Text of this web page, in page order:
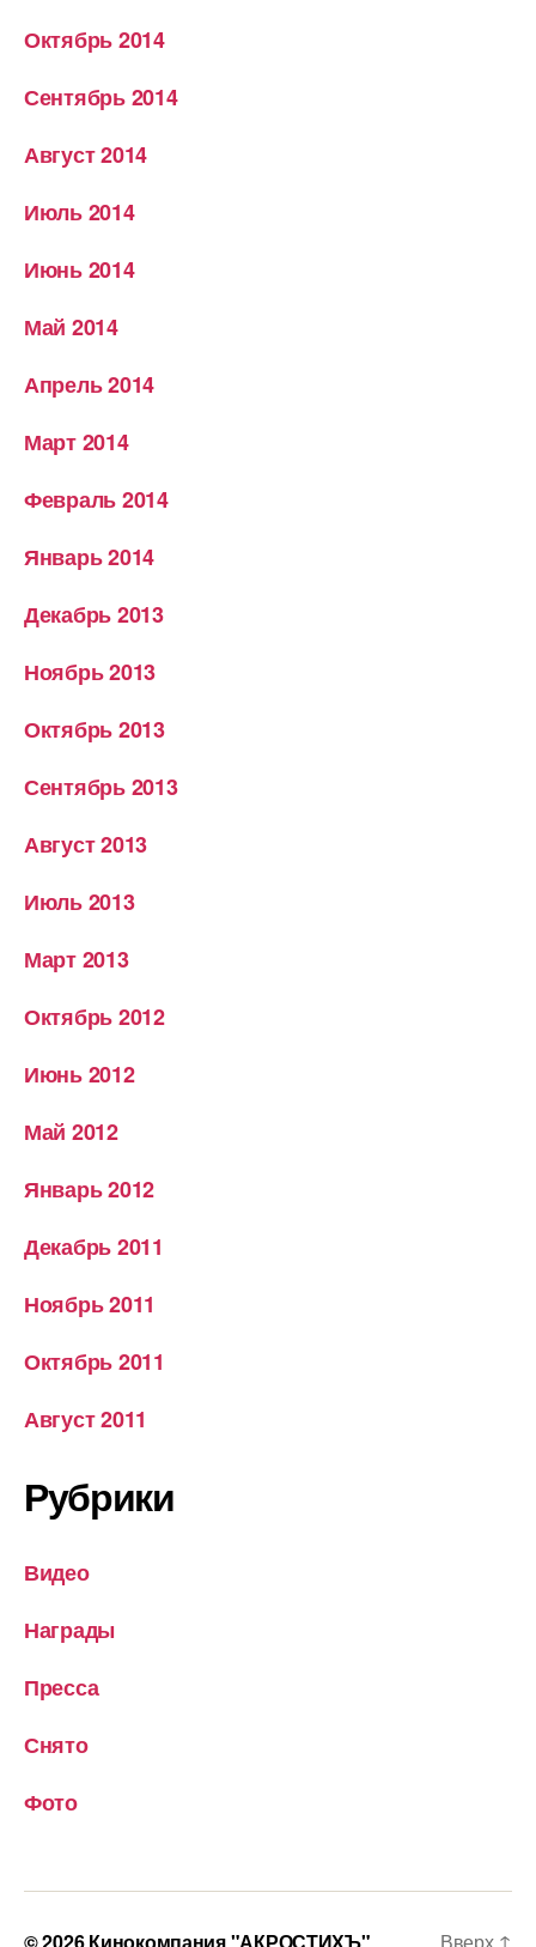
Октябрь 2014
Сентябрь 2014
Август 2014
Июль 2014
Июнь 2014
Май 2014
Апрель 2014
Март 2014
Февраль 2014
Январь 2014
Декабрь 2013
Ноябрь 2013
Октябрь 2013
Сентябрь 2013
Август 2013
Июль 2013
Март 2013
Октябрь 2012
Июнь 2012
Май 2012
Январь 2012
Декабрь 2011
Ноябрь 2011
Октябрь 2011
Август 2011
Рубрики
Видео
Награды
Пресса
Снято
Фото
© 2026Кинокомпания "АКРОСТИХЪ" Вверх ↑